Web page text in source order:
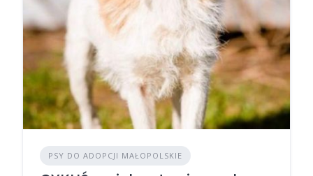
PSY DO ADOPCJI MAŁOPOLSKIE